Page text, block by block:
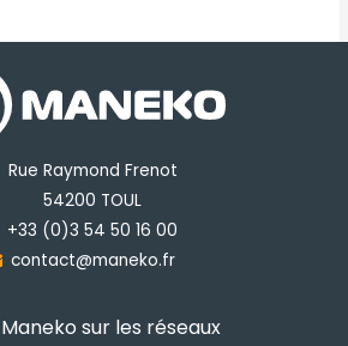
Rue Raymond Frenot
54200 TOUL
+33 (0)3 54 50 16 00
contact@maneko.fr
sur les réseaux